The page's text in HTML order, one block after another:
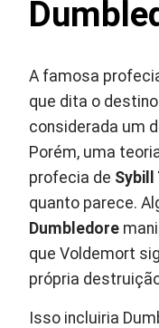
A famosa
que dita o
considerada um
Porém, uma
profecia de Sybill
quanto parece.
Dumbledore
que Voldemort
própria
Isso incluiria